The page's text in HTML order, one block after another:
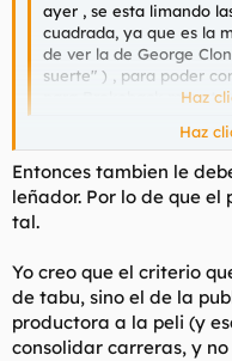
ayer , se esta limando
cuadrada, ya que es la
de ver la de George
suerte" ) , para poder
para Brokeback
Haz
¿Por qué hay gente con
oscars los dan siguiendo
Puede que le den un
Haz
Entonces tambien le
leñador. Por lo de que
tal.
Yo creo que el criterio
de tabu, sino el de la
productora a la peli (y
consolidar carreras, y